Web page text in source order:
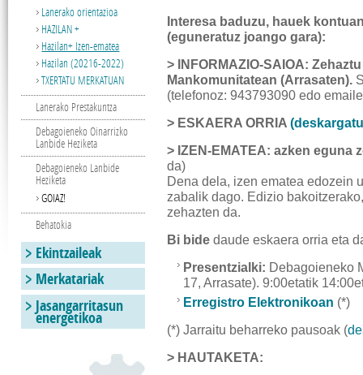
Interesa baduzu, hauek
(eguneratuz joango gara):
> INFORMAZIO-SAIOA:
Mankomunitatean (Arrasaten).
(telefonoz: 943793090 edo
> ESKAERA ORRIA
> IZEN-EMATEA: azken eguna
da)
Dena dela, izen ematea edozein
zabalik dago. Edizio
zehazten da.
Bi bide daude eskaera orria eta
Presentzialki: Debagoieneko
17, Arrasate). 9:00etatik
Erregistro Elektronikoan (*)
(*) Jarraitu beharreko pausoak (
> HAUTAKETA:
Lanerako orientazioa
HAZILAN +
Hazilan+ Izen-ematea
Hazilan (20216-2022)
TXERTATU MERKATUAN
Lanerako Prestakuntza
Debagoieneko Oinarrizko
Lanbide Heziketa
Debagoieneko Lanbide
Heziketa
GOIAZ!
Behatokia
Ekintzaileak
Merkatariak
Jasangarritasun
energetikoa